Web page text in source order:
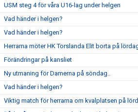
USM steg 4 för våra U16-lag under helgen
Vad händer i helgen?
Vad händer i helgen?
Herrarna möter HK Torslanda Elit borta på
Förändringar på kansliet
Ny utmaning för Damerna på söndag..
Vad händer i helgen?
Viktig match för herrarna om kvalplatsen på